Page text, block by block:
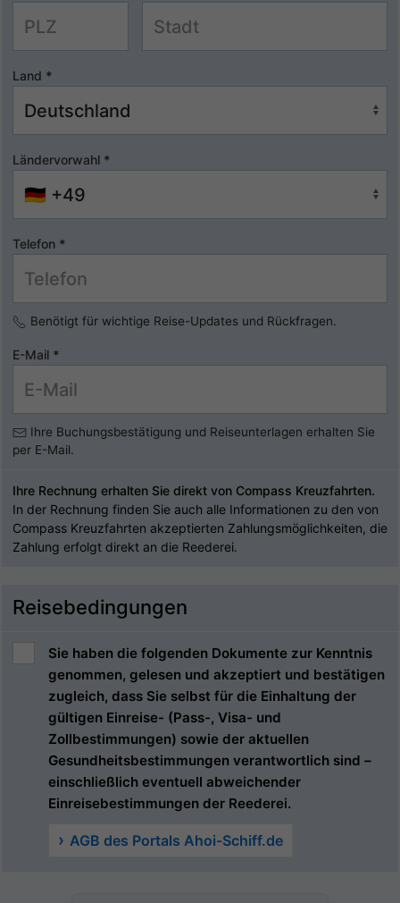
Land *
Ländervorwahl *
Telefon *
Benötigt für wichtige Reise-Updates und Rückfragen.
E-Mail *
Ihre Buchungsbestätigung und Reiseunterlagen erhalten Sie
per E-Mail.
Ihre Rechnung erhalten Sie direkt von Compass Kreuzfahrten.
In der Rechnung finden Sie auch alle Informationen zu den von
Compass Kreuzfahrten akzeptierten Zahlungsmöglichkeiten, die
Zahlung erfolgt direkt an die Reederei.
Reisebedingungen
Sie haben die folgenden Dokumente zur Kenntnis
genommen, gelesen und akzeptiert und bestätigen
zugleich, dass Sie selbst für die Einhaltung der
gültigen Einreise- (Pass-, Visa- und
Zollbestimmungen) sowie der aktuellen
Gesundheitsbestimmungen verantwortlich sind –
einschließlich eventuell abweichender
Einreisebestimmungen der Reederei.
AGB des Portals Ahoi-Schiff.de